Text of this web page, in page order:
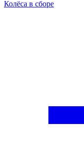
Колёса в сборе